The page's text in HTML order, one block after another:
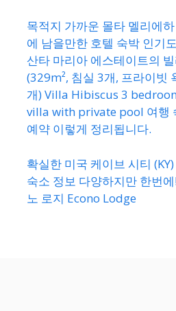
목적지 가까운 몰타 멜리에
에 남을만한 호텔 숙박 인기
산타 마리아 에스테이트의
(329m², 침실 3개, 프라이빗
개) Villa Hibiscus 3
villa with private pool 여행
예약 이렇게 정리됩니다.
확실한 미국 케이브 시티
숙소 정보 다양하지만 한번
노 로지 Econo Lodge